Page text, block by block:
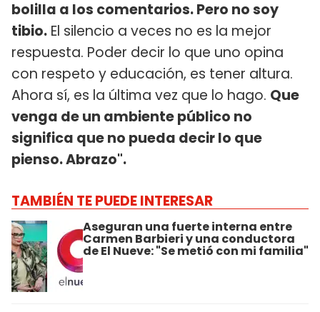
bolilla a los comentarios. Pero no soy
tibio. El silencio a veces no es la mejor
respuesta. Poder decir lo que uno opina
con respeto y educación, es tener altura.
Ahora sí, es la última vez que lo hago. Que
venga de un ambiente público no
significa que no pueda decir lo que
pienso. Abrazo".
TAMBIÉN TE PUEDE INTERESAR
Aseguran una fuerte interna entre
Carmen Barbieri y una conductora
de El Nueve: "Se metió con mi familia"